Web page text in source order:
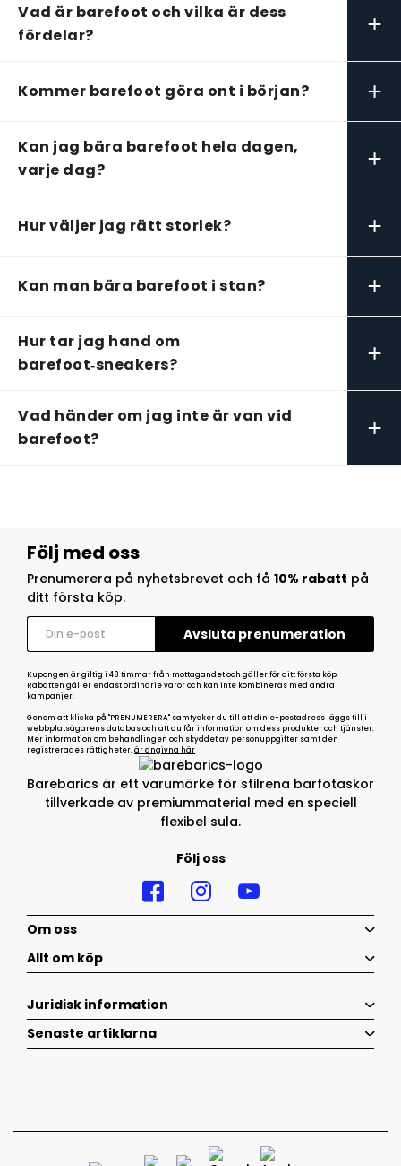
Vad är barefoot och vilka är dess
fördelar?
+
Kommer barefoot göra ont i början? +
Kan jag bära barefoot hela dagen,
varje dag?
+
Hur väljer jag rätt storlek? +
Kan man bära barefoot i stan? +
Hur tar jag hand om
barefoot‑sneakers?
+
Vad händer om jag inte är van vid
barefoot?
+
Barebarics är ett varumärke för stilrena barfotaskor
tillverkade av premiummaterial med en speciell
flexibel sula.
Följ oss
Följ med oss
Prenumerera på nyhetsbrevet och få 10% rabatt på
ditt första köp.
Kupongen är giltig i 48 timmar från mottagandet och gäller för ditt första köp.
Rabatten gäller endast ordinarie varor och kan inte kombineras med andra
kampanjer.
Genom att klicka på "PRENUMERERA" samtycker du till att din e-postadress läggs till i
webbplatsägarens databas och att du får information om dess produkter och tjänster.
Mer information om behandlingen och skyddet av personuppgifter samt den
registrerades rättigheter,är angivna här
Om oss
Allt om köp
Juridisk information
Senaste artiklarna